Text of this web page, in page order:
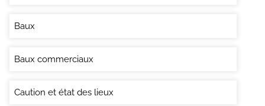
Baux
Baux commerciaux
Caution et état des lieux